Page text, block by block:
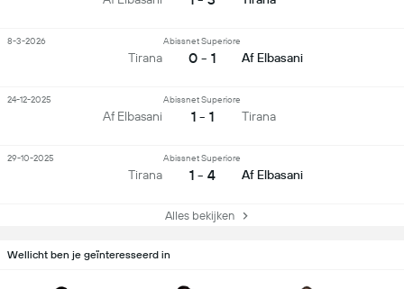
Tirana
Abissnet Superiore
0 - 1 Af Elbasani
8-3-2026
Af Elbasani
Abissnet Superiore
1 - 1 Tirana
24-12-2025
Tirana
Abissnet Superiore
1 - 4 Af Elbasani
29-10-2025
Alles bekijken
Wellicht ben je geïnteresseerd in